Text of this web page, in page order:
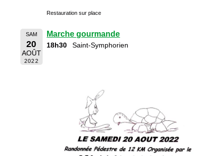
Restauration sur place
SAM
20
AOÛT
2022
Marche gourmande
18h30 Saint-Symphorien